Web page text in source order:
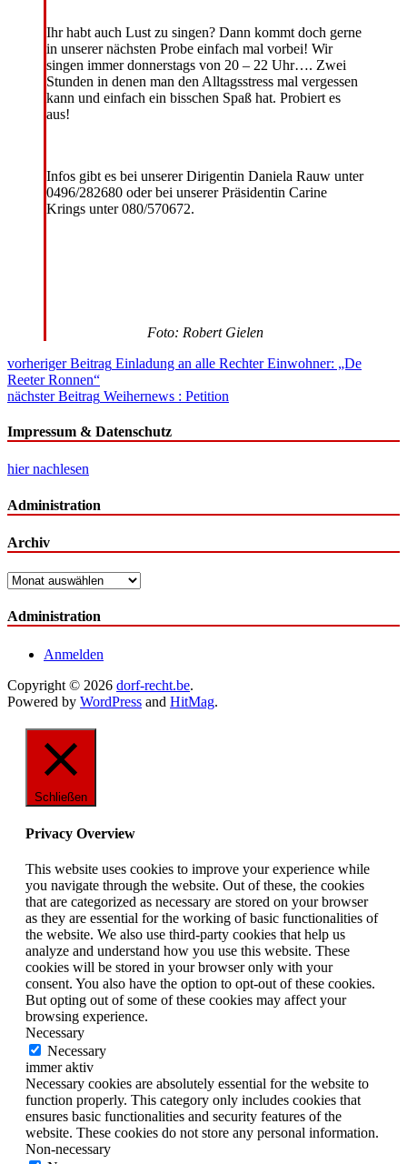
Ihr habt auch Lust zu singen? Dann kommt doch gerne
in unserer nächsten Probe einfach mal vorbei! Wir
singen immer donnerstags von 20 – 22 Uhr…. Zwei
Stunden in denen man den Alltagsstress mal vergessen
kann und einfach ein bisschen Spaß hat. Probiert es
aus!
Infos gibt es bei unserer Dirigentin Daniela Rauw unter
0496/282680 oder bei unserer Präsidentin Carine
Krings unter 080/570672.
Foto: Robert Gielen
Beitragsnavigation
vorheriger Beitrag Einladung an alle Rechter Einwohner: „De
Reeter Ronnen“
nächster Beitrag Weihernews : Petition
Impressum & Datenschutz
hier nachlesen
Administration
Archiv
Archiv
Administration
Anmelden
Copyright © 2026 dorf-recht.be.
Powered by WordPress and HitMag.
Schließen
Privacy Overview
This website uses cookies to improve your experience while
you navigate through the website. Out of these, the cookies
that are categorized as necessary are stored on your browser
as they are essential for the working of basic functionalities of
the website. We also use third-party cookies that help us
analyze and understand how you use this website. These
cookies will be stored in your browser only with your
consent. You also have the option to opt-out of these cookies.
But opting out of some of these cookies may affect your
browsing experience.
Necessary
Necessary
immer aktiv
Necessary cookies are absolutely essential for the website to
function properly. This category only includes cookies that
ensures basic functionalities and security features of the
website. These cookies do not store any personal information.
Non-necessary